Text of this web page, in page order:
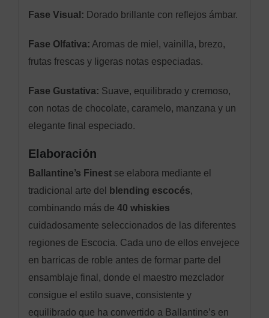
Fase Visual: Dorado brillante con reflejos ámbar.
Fase Olfativa: Aromas de miel, vainilla, brezo,
frutas frescas y ligeras notas especiadas.
Fase Gustativa: Suave, equilibrado y cremoso,
con notas de chocolate, caramelo, manzana y un
elegante final especiado.
Elaboración
Ballantine’s Finestse elabora mediante el
tradicional arte del
blending escocés,
combinando más de 40 whiskies
cuidadosamente seleccionados de las diferentes
regiones de Escocia. Cada uno de ellos envejece
en barricas de roble antes de formar parte del
ensamblaje final, donde el maestro mezclador
consigue el estilo suave, consistente y
equilibrado que ha convertido a Ballantine’s en